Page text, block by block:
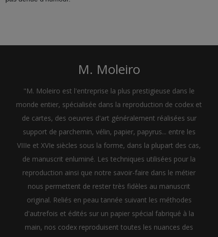
M. Moleiro
"M. Moleiro est l'entreprise la plus prestigieuse dans le
monde entier, spécialisée dans la reproduction de codex et
de cartes, des oeuvres d'art généralement réalisées sur
support de parchemin, vélin, papier, papyrus... entre les
VIIIe et XVIe siècles sous la forme, dans la plupart des cas,
de manuscrit enluminé. Les techniques utilisées pour la
reproduction ainsi que notre savoir-faire dans le métier
nous permettent de rester très fidèles au manuscrit
original. Reliés en peau tannée suivant les méthodes
d'autrefois et édités sur un papier spécial fabriqué à la
main, nos codex reproduisent toutes les nuances des